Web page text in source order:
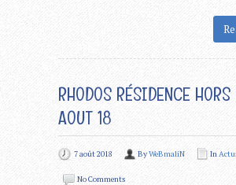
RHODOS RÉSIDENCE HORS
AOUT 18
7 août 2018 ByWeBmaliN In
No Comments